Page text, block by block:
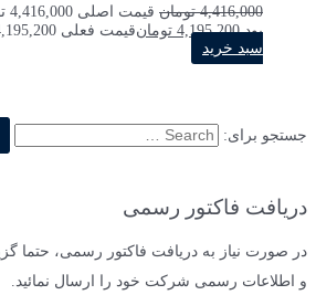
جستجو برای:
دریافت فاکتور رسمی
در صورت نیاز به دریافت فاکتور رسمی، حتما
و اطلاعات رسمی شرکت خود را ارسال نمائید.
4,416,000 تومان
بود.4,195,200 تومانقیمت فعلی 4,195,200 تومان است.
سبد خرید